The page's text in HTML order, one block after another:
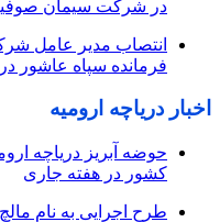
در شرکت سیمان
انتصاب مدیر عامل
فرمانده سپاه عاشور
اخبار دریاچه ارومیه
حوضه آبریز دریاچه
کشور در هفته جاری
طرح اجرایی به نام